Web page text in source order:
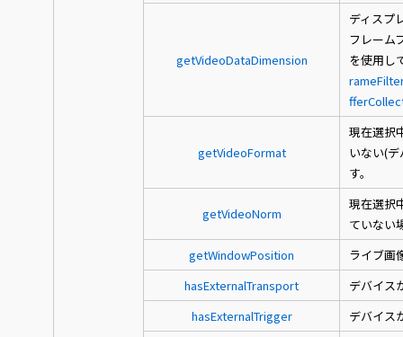
getVideoDataDimension
ディスプ
フレーム
を使用し
getVideoFormat
現在選択
いない(
す。
getVideoNorm
現在選択
ていない
getWindowPosition
ライブ画
hasExternalTransport
デバイス
hasExternalTrigger
デバイス